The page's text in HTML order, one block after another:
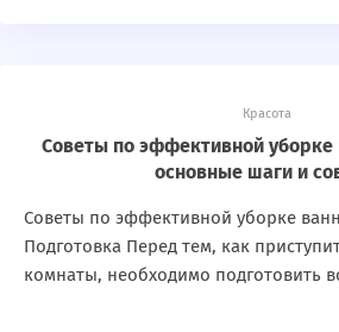
Красота
Советы по эффективной
основные шаги и
Советы по эффективной уборке
Подготовка Перед тем, как
комнаты, необходимо подготовить